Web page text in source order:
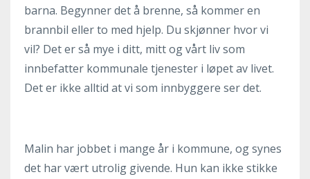
barna. Begynner det å brenne, så kommer en
brannbil eller to med hjelp. Du skjønner hvor vi
vil? Det er så mye i ditt, mitt og vårt liv som
innbefatter kommunale tjenester i løpet av livet.
Det er ikke alltid at vi som innbyggere ser det.
Malin har jobbet i mange år i kommune, og synes
det har vært utrolig givende. Hun kan ikke stikke